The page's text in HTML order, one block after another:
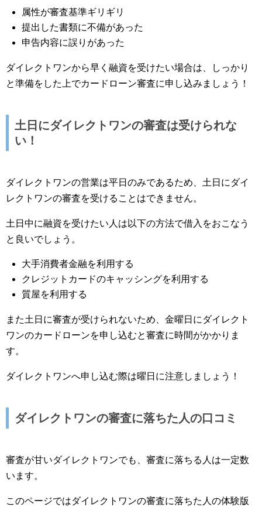
属性が審査基準ギリギリ
提出した書類に不備があった
申告内容に誤りがあった
ダイレクトワンから早く融資を受けたい場合は、しっかり
と準備をした上でカードローン審査に申し込みましょう！
土日にダイレクトワンの審査は受けられな
い！
ダイレクトワンの営業は平日のみであるため、土日にダイ
レクトワンの審査を受けることはできません。
土日中に融資を受けたい人は以下の方法で借入をおこなう
と良いでしょう。
大手消費者金融を利用する
クレジットカードのキャッシングを利用する
質屋を利用する
また土日に審査が受けられないため、金曜日にダイレクト
ワンのカードローンを申し込むと審査に時間がかかりま
す。
ダイレクトワンへ申し込む際は曜日に注意しましょう！
ダイレクトワンの審査に落ちた人の口コミ
審査が甘いダイレクトワンでも、審査に落ちる人は一定数
います。
このページではダイレクトワンの審査に落ちた人の体験版